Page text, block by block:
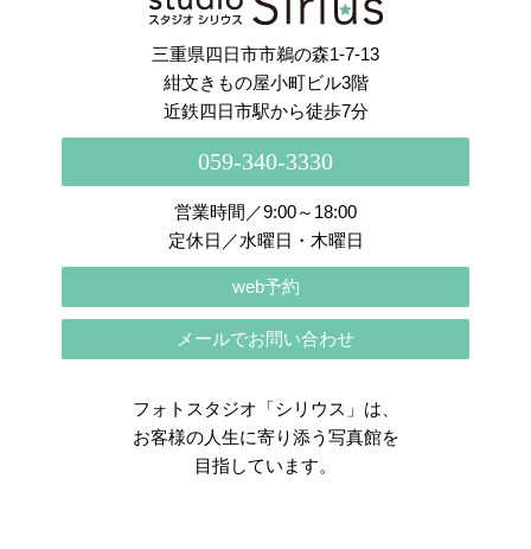
三重県四日市市鵜の森1-7-13
紺文きもの屋小町ビル3階
近鉄四日市駅から徒歩7分
059-340-3330
営業時間／9:00～18:00
定休日／水曜日・木曜日
web予約
メールでお問い合わせ
フォトスタジオ「シリウス」は、
お客様の人生に寄り添う写真館を
目指しています。